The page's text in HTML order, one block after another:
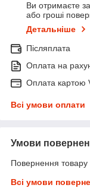
Ви отримаєте
або гроші
Детальніше
Післяплата
Оплата на
Оплата картою
Всі умови оплати
Умови
Повернення товару
Всі умови